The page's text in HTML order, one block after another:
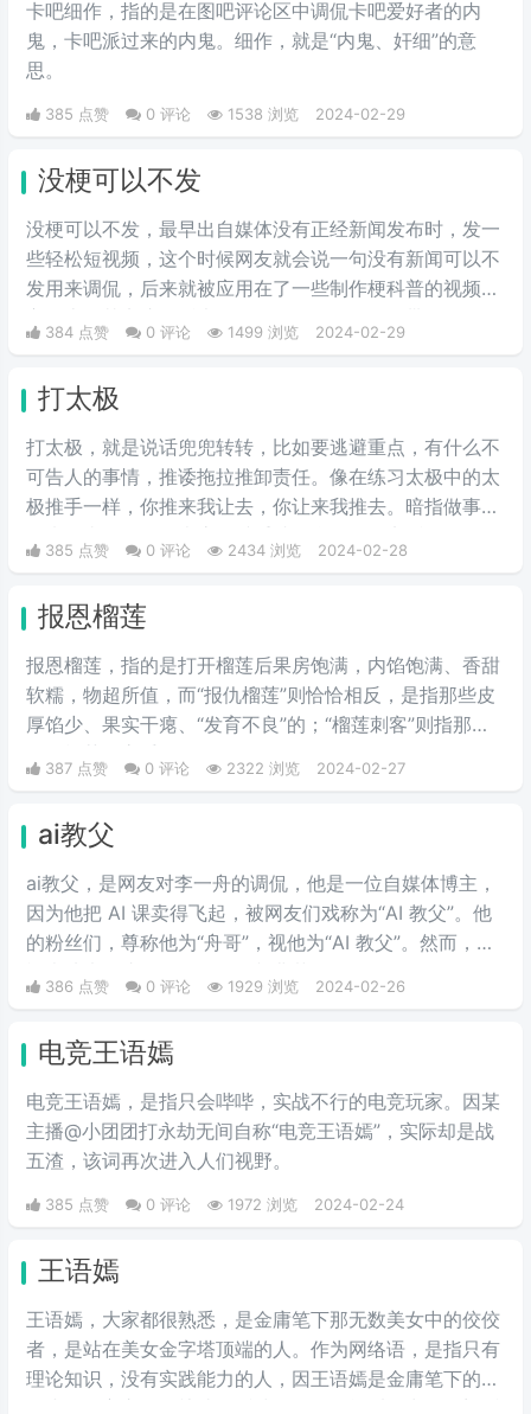
卡吧细作，指的是在图吧评论区中调侃卡吧爱好者的内
鬼，卡吧派过来的内鬼。细作，就是“内鬼、奸细”的意
思。
385 点赞 0 评论 1538 浏览 2024-02-29
没梗可以不发
没梗可以不发，最早出自媒体没有正‌‌‌‌‌‌‌‌经新闻发布时，发一
些轻松短视频，这个时候网友就会说一句没有新闻可以不
发用来调侃，后来就被应用在了一些制作梗科普的视频博
主身上，其实这句话也不算是批评，更多的是带有玩梗的
意味。“解梗博主”的嘲讽发言，指各类梗科普相关的作者
破梗、旧梗来敷衍了事，不被认可时，网友们就会评论一
句“没梗可以不发”。
384 点赞 0 评论 1499 浏览 2024-02-29
打太极
打太极，就是说话兜兜转转，比如要逃避重点，有什么不
可告人的事情，推诿拖拉推卸责任。像在练习太极中的太
极推手一样，你推来我让去，你让来我推去。暗指做事情
推来推去，不明确表态，避重就轻含糊不说实话。
385 点赞 0 评论 2434 浏览 2024-02-28
报恩榴莲
报恩榴莲，指的是打开榴莲后果房饱满，内馅饱满、香甜
软糯，物超所值，而“报仇榴莲”则恰恰相反，是指那些皮
厚馅少、果实干瘪、“发育不良”的；“榴莲刺客”则指那些
会挑榴莲的高手。
387 点赞 0 评论 2322 浏览 2024-02-27
ai教父
ai教父，是网友对李一舟的调侃，他是一位自媒体博主，
因为他把 AI 课卖得飞起，被网友们戏称为“AI 教父”。他
的粉丝们，尊称他为“舟哥”，视他为“AI 教父”。然而，质
他的课程是“智商税”。
386 点赞 0 评论 1929 浏览 2024-02-26
电竞王语嫣
电竞王语嫣，是指只会哔哔，实战不行的电竞玩家。因某
主播@小团团打永劫无间自称“电竞王语嫣”，实际却是战
五渣，该词再次进入人们视野。
385 点赞 0 评论 1972 浏览 2024-02-24
王语嫣
王语嫣，大家都很熟悉，是金庸笔下那无数美女中的佼佼
者，是站在美女金字塔顶端的人。作为网络语，是指只有
理论知识，没有实践能力的人，因王语嫣是金庸笔下的武
侠小说女主之一，熟读各派武学秘笈，能看得出各个门派